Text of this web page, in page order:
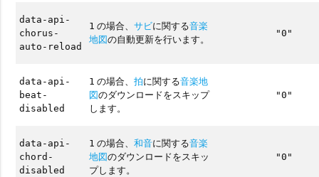
data-api-
chorus-
auto-reload
1 の場合、サビに関する音楽
地図の自動更新を行います。
"0"
data-api-
beat-
disabled
1 の場合、拍に関する音楽地
図のダウンロードをスキップ
します。
"0"
data-api-
chord-
disabled
1 の場合、和音に関する音楽
地図のダウンロードをスキッ
プします。
"0"